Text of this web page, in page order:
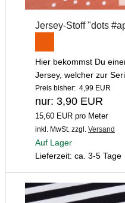
Jersey-Stoff "dots
Hier bekommst Du
Jersey, welcher zur
Preis bisher: 4,99 EUR
nur: 3,90 EUR
15,60 EUR pro Meter
inkl. MwSt. zzgl. Versand
Auf Lager
Lieferzeit: ca. 3-5 Tage